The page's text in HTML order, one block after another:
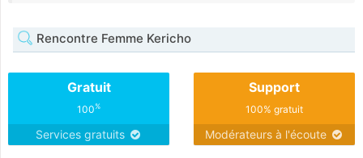
Rencontre Femme Kericho
Gratuit
100%
Services gratuits
Support
100% gratuit
Modérateurs à l'écoute